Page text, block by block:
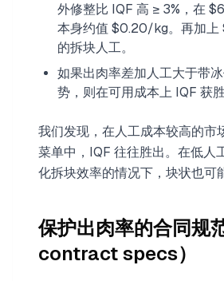
外修整比 IQF 高 ≥ 3%，在
本身约值 $0.20/kg。再加
的拆块人工。
如果出肉率差加人工大于带
势，则在可用成本上 IQF 获胜
我们发现，在人工成本较高的市
菜单中，IQF 往往胜出。在低人
化拆块效率的情况下，块状也可
保护出肉率的合同规
contract specs）